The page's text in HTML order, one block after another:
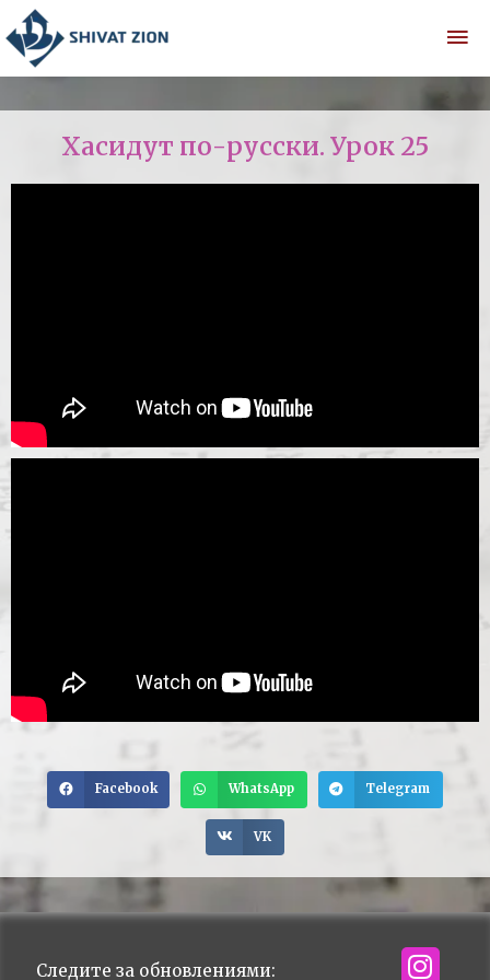
Хасидут по-русски. Урок 25
Facebook WhatsApp Telegram
VK
Следите за обновлениями: